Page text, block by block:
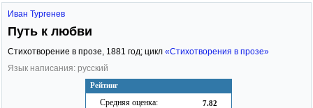
Рейтинг
Средняя оценка: 7.82
Иван Тургенев
Путь к любви
Стихотворение в прозе, 1881 год; цикл «Стихотворения в прозе»
Язык написания: русский